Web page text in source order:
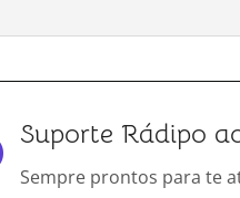
Suporte Rádipo
Sempre prontos para te